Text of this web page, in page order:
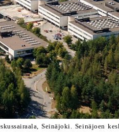
Seinäjoki. Seinäjoen